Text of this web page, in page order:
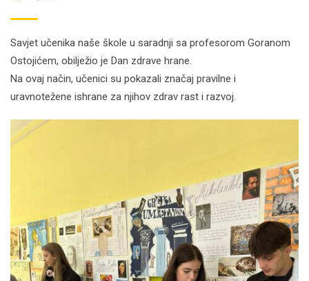
Savjet učenika naše škole u saradnji sa profesorom Goranom
Ostojićem, obilježio je Dan zdrave hrane.
Na ovaj način, učenici su pokazali značaj pravilne i
uravnotežene ishrane za njihov zdrav rast i razvoj.